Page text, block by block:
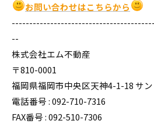
お問い合わせはこちらから
--
株式会社エム不動産
〒810-0001
福岡県福岡市中央区天神4-1-18 サ
電話番号 : 092-710-7316
FAX番号 : 092-510-7306